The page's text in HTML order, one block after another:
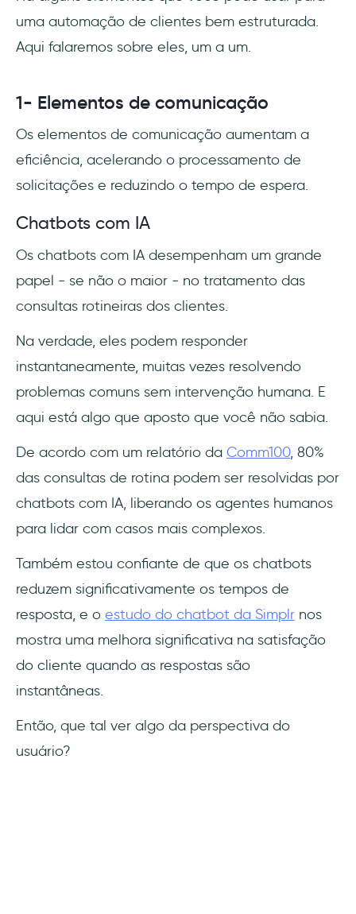
uma automação de clientes bem estruturada.
Aqui falaremos sobre eles, um a um.
1- Elementos de comunicação
Os elementos de comunicação aumentam a
eficiência, acelerando o processamento de
solicitações e reduzindo o tempo de espera.
Chatbots com IA
Os chatbots com IA desempenham um grande
papel - se não o maior - no tratamento das
consultas rotineiras dos clientes.
Na verdade, eles podem responder
instantaneamente, muitas vezes resolvendo
problemas comuns sem intervenção humana. E
aqui está algo que aposto que você não sabia.
De acordo com um relatório da Comm100, 80%
das consultas de rotina podem ser resolvidas por
chatbots com IA, liberando os agentes humanos
para lidar com casos mais complexos.
Também estou confiante de que os chatbots
reduzem significativamente os tempos de
resposta, e o estudo do chatbot da Simplr nos
mostra uma melhora significativa na satisfação
do cliente quando as respostas são
instantâneas.
Então, que tal ver algo da perspectiva do
usuário?